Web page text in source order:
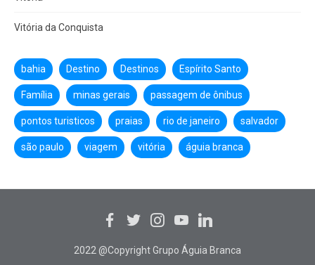
Vitória da Conquista
bahia Destino Destinos Espírito Santo
Família minas gerais passagem de ônibus
pontos turisticos praias rio de janeiro salvador
são paulo viagem vitória águia branca
2022 @Copyright Grupo Águia Branca